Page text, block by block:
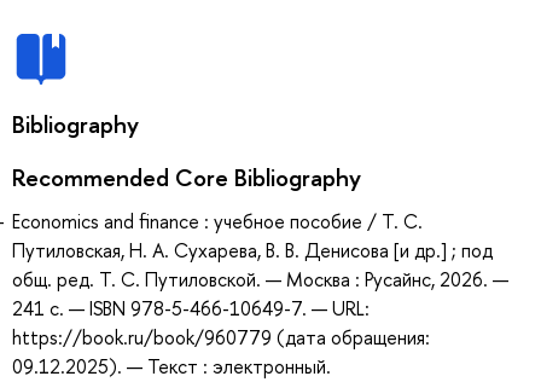
Bibliography
Recommended Core Bibliography
Economics and finance : учебное пособие / Т. С.
Путиловская, Н. А. Сухарева, В. В. Денисова [и др.] ; под
общ. ред. Т. С. Путиловской. — Москва : Русайнс, 2026. —
241 с. — ISBN 978-5-466-10649-7. — URL:
https://book.ru/book/960779 (дата обращения:
09.12.2025). — Текст : электронный.